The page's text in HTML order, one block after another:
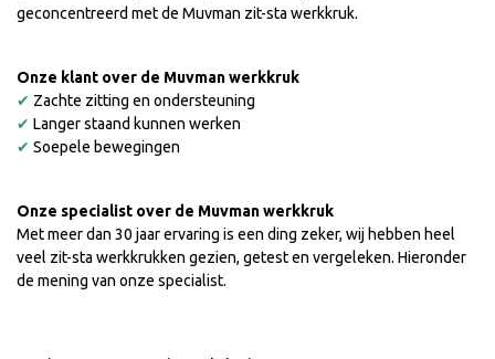
geconcentreerd met de Muvman zit-sta werkkruk.
Onze klant over de Muvman werkkruk
✔ Zachte zitting en ondersteuning
✔ Langer staand kunnen werken
✔ Soepele bewegingen
Onze specialist over de Muvman werkkruk
Met meer dan 30 jaar ervaring is een ding zeker, wij hebben heel
veel zit-sta werkkrukken gezien, getest en vergeleken. Hieronder
de mening van onze specialist.